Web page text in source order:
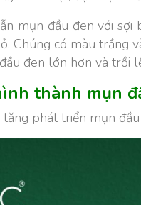
mụn đầu đen với
Chúng có màu trắng
đen lớn hơn và trồi
thành mụn
phát triển mụn